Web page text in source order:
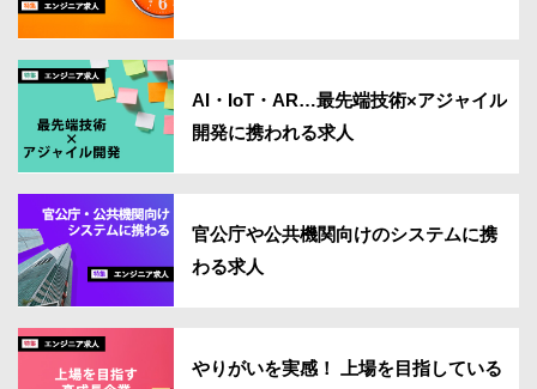
AI・IoT・AR…最先端技術×アジャイル
開発に携われる求人
官公庁や公共機関向けのシステムに携
わる求人
やりがいを実感！ 上場を目指している